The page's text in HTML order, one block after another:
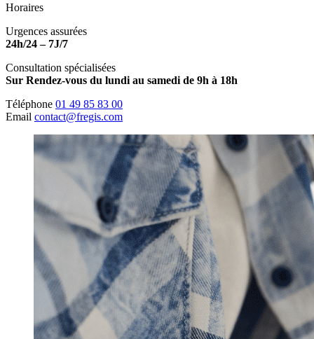
Horaires
Urgences assurées
24h/24 – 7J/7
Consultation spécialisées
Sur Rendez-vous du lundi au samedi de 9h à 18h
Téléphone 01 49 85 83 00
Email contact@fregis.com